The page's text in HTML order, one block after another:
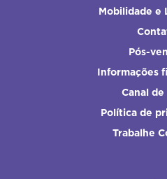
Mobilidade e
Pós-
Informações
Canal
Política de
Trabalhe